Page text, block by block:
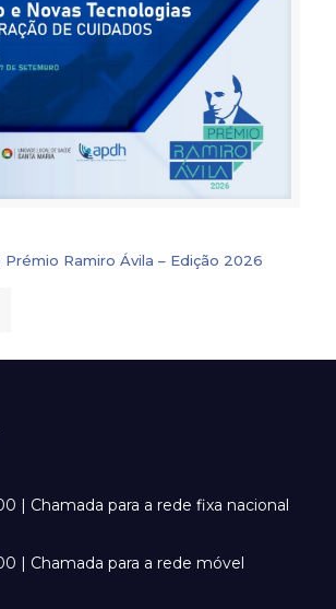
Prémio Ramiro Ávila – Edição 2026
| Chamada para a rede fixa nacional
| Chamada para a rede móvel